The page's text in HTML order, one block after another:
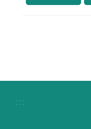
:::